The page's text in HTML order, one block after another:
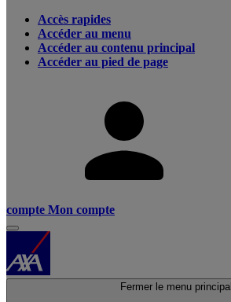
Accès rapides
Accéder au menu
Accéder au contenu principal
Accéder au pied de page
compte Mon compte
Fermer le menu principal